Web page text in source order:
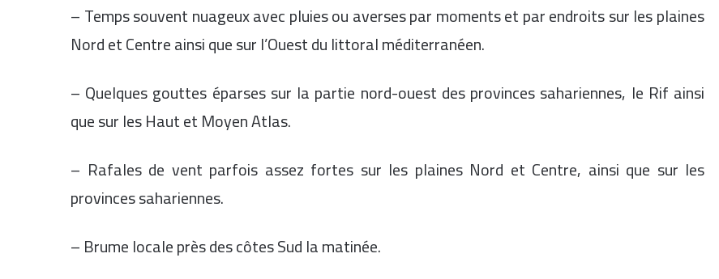
– Temps souvent nuageux avec pluies ou averses par moments et par endroits sur les plaines
Nord et Centre ainsi que sur l’Ouest du littoral méditerranéen.
– Quelques gouttes éparses sur la partie nord-ouest des provinces sahariennes, le Rif ainsi
que sur les Haut et Moyen Atlas.
– Rafales de vent parfois assez fortes sur les plaines Nord et Centre, ainsi que sur les
provinces sahariennes.
– Brume locale près des côtes Sud la matinée.